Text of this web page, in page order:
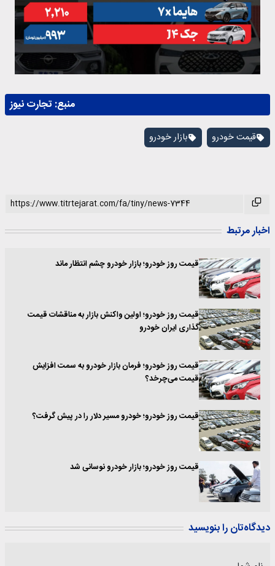
منبع: تجارت نیوز
قیمت خودرو بازار خودرو
اخبار مرتبط
قیمت روز خودرو؛ بازار خودرو چشم انتظار ماند
قیمت روز خودرو؛ اولین واکنش بازار به مناقشات قیمت
گذاری ایران خودرو
قیمت روز خودرو؛ فرمان بازار خودرو به سمت افزایش
قیمت می‌چرخد؟
قیمت روز خودرو؛ خودرو مسیر دلار را در پیش گرفت؟
قیمت روز خودرو؛ بازار خودرو نوسانی شد
دیدگاه‌تان را بنویسید